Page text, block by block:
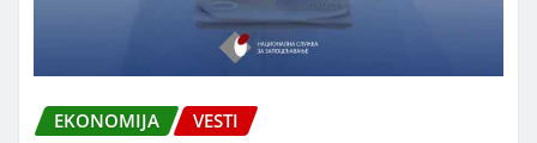
EKONOMIJA VESTI